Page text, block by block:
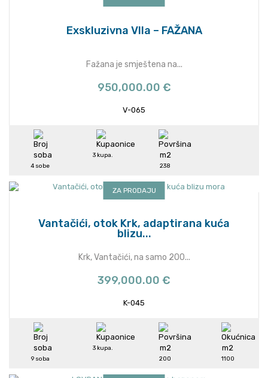
Exskluzivna Vlla – FAŽANA
Fažana je smještena na...
950,000.00 €
V-065
4 sobe
3 kupa.
238
ZA PRODAJU
Vantačići, otok Krk, adaptirana kuća
blizu...
Krk, Vantačići, na samo 200...
399,000.00 €
K-045
9 soba
3 kupa.
200
1100